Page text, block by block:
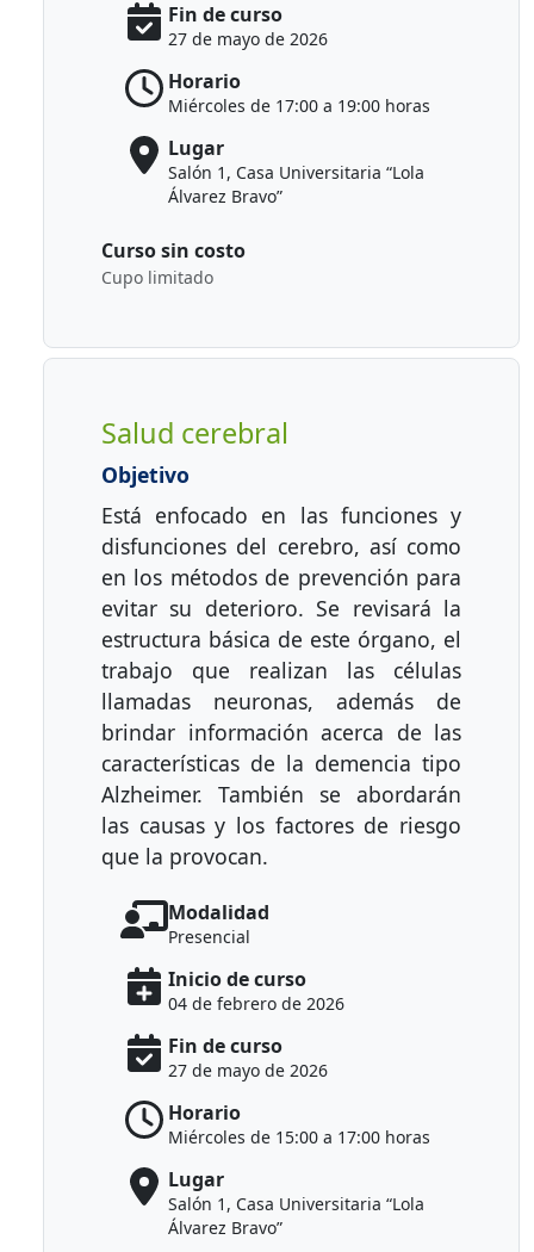
Fin de curso
27 de mayo de 2026
Horario
Miércoles de 17:00 a 19:00 horas
Lugar
Salón 1, Casa Universitaria “Lola
Álvarez Bravo”
Curso sin costo
Cupo limitado
Salud cerebral
Objetivo
Está enfocado en las funciones y
disfunciones del cerebro, así como
en los métodos de prevención para
evitar su deterioro. Se revisará la
estructura básica de este órgano, el
trabajo que realizan las células
llamadas neuronas, además de
brindar información acerca de las
características de la demencia tipo
Alzheimer. También se abordarán
las causas y los factores de riesgo
que la provocan.
Modalidad
Presencial
Inicio de curso
04 de febrero de 2026
Fin de curso
27 de mayo de 2026
Horario
Miércoles de 15:00 a 17:00 horas
Lugar
Salón 1, Casa Universitaria “Lola
Álvarez Bravo”